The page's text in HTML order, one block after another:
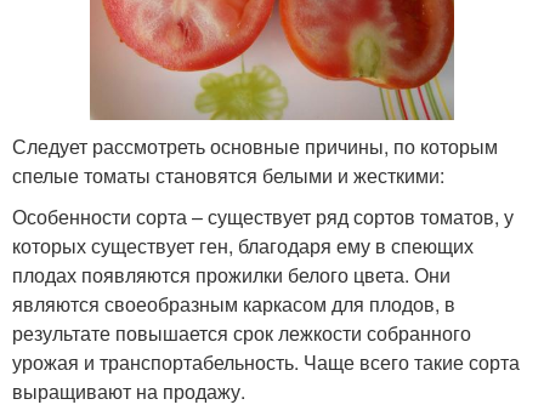
Следует рассмотреть основные причины, по которым
спелые томаты становятся белыми и жесткими:
Особенности сорта – существует ряд сортов томатов, у
которых существует ген, благодаря ему в спеющих
плодах появляются прожилки белого цвета. Они
являются своеобразным каркасом для плодов, в
результате повышается срок лежкости собранного
урожая и транспортабельность. Чаще всего такие сорта
выращивают на продажу.